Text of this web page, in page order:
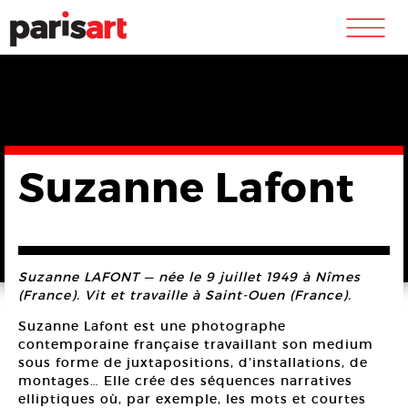
m
Suzanne Lafont
Suzanne LAFONT — née le 9 juillet 1949 à Nîmes
(France). Vit et travaille à Saint-Ouen (France).
Suzanne Lafont est une photographe
contemporaine française travaillant son medium
sous forme de juxtapositions, d’installations, de
montages… Elle crée des séquences narratives
elliptiques où, par exemple, les mots et courtes